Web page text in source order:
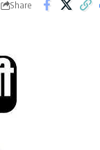
Share